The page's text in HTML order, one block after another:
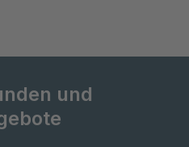
und